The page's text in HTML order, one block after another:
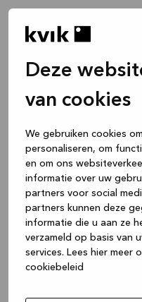
Deze
van cookies
We gebruiken cookies
personaliseren, om
en om ons
informatie over uw
partners voor social
partners kunnen deze
informatie die u aan ze
verzameld op basis van
services. Lees hier meer
cookiebeleid